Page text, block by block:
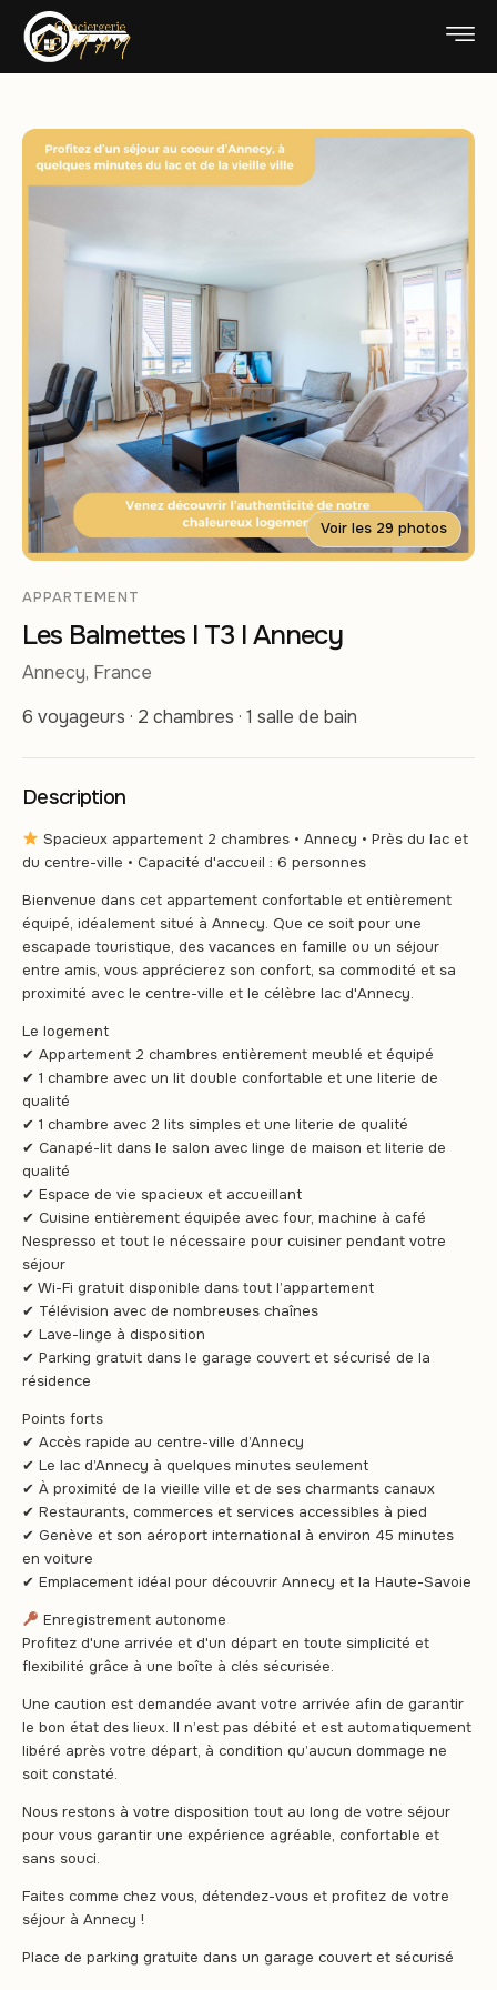
Voir les 29 photos
APPARTEMENT
Les Balmettes I T3 I Annecy
Annecy, France
6 voyageurs · 2 chambres · 1 salle de bain
Description
Spacieux appartement 2 chambres • Annecy • Près du lac et
du centre-ville • Capacité d'accueil : 6 personnes
Bienvenue dans cet appartement confortable et entièrement
équipé, idéalement situé à Annecy. Que ce soit pour une
escapade touristique, des vacances en famille ou un séjour
entre amis, vous apprécierez son confort, sa commodité et sa
proximité avec le centre-ville et le célèbre lac d'Annecy.
Le logement
✔ Appartement 2 chambres entièrement meublé et équipé
✔ 1 chambre avec un lit double confortable et une literie de
qualité
✔ 1 chambre avec 2 lits simples et une literie de qualité
✔ Canapé-lit dans le salon avec linge de maison et literie de
qualité
✔ Espace de vie spacieux et accueillant
✔ Cuisine entièrement équipée avec four, machine à café
Nespresso et tout le nécessaire pour cuisiner pendant votre
séjour
✔ Wi-Fi gratuit disponible dans tout l’appartement
✔ Télévision avec de nombreuses chaînes
✔ Lave-linge à disposition
✔ Parking gratuit dans le garage couvert et sécurisé de la
résidence
Points forts
✔ Accès rapide au centre-ville d’Annecy
✔ Le lac d’Annecy à quelques minutes seulement
✔ À proximité de la vieille ville et de ses charmants canaux
✔ Restaurants, commerces et services accessibles à pied
✔ Genève et son aéroport international à environ 45 minutes
en voiture
✔ Emplacement idéal pour découvrir Annecy et la Haute-Savoie
Enregistrement autonome
Profitez d'une arrivée et d'un départ en toute simplicité et
flexibilité grâce à une boîte à clés sécurisée.
Une caution est demandée avant votre arrivée afin de garantir
le bon état des lieux. Il n’est pas débité et est automatiquement
libéré après votre départ, à condition qu’aucun dommage ne
soit constaté.
Nous restons à votre disposition tout au long de votre séjour
pour vous garantir une expérience agréable, confortable et
sans souci.
Faites comme chez vous, détendez-vous et profitez de votre
séjour à Annecy !
Place de parking gratuite dans un garage couvert et sécurisé